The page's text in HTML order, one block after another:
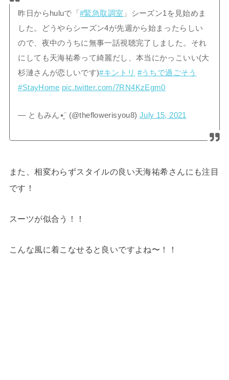
昨日からhuluで「#緊急取調室 」シーズン1を見始めま
した。どうやらシーズン4が先週から始まったらしい
ので、夜中のうちに無事一話視聴完了しました。それ
にしても天海祐希って綺麗だし、本当にかっこいい(大
杉漣さんが恋しいです)#キントリ #うちで過ごそう
#StayHome pic.twitter.com/7RN4KzEgm0
— ともみん٭¨̮ (@theflowerisyou8) July 15, 2021
また、相変わらずスタイルの良い天海祐希さんにも注目
です！
スーツが似合う！！
こんな風に着こなせると良いですよね〜！！